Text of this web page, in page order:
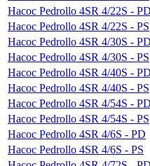
Насос Pedrollo 4SR 4/22S - PD
Насос Pedrollo 4SR 4/22S - PS
Насос Pedrollo 4SR 4/30S - PD
Насос Pedrollo 4SR 4/30S - PS
Насос Pedrollo 4SR 4/40S - PD
Насос Pedrollo 4SR 4/40S - PS
Насос Pedrollo 4SR 4/54S - PD
Насос Pedrollo 4SR 4/54S - PS
Насос Pedrollo 4SR 4/6S - PD
Насос Pedrollo 4SR 4/6S - PS